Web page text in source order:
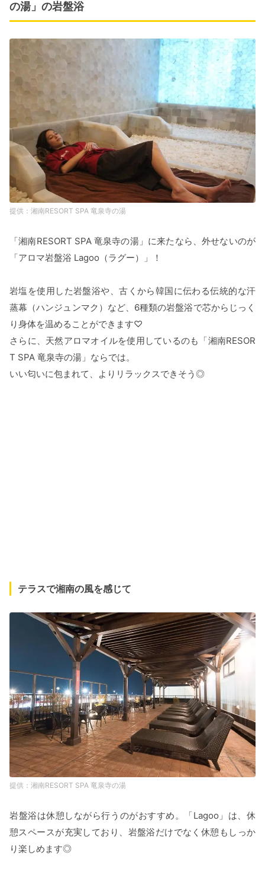
の湯」の岩盤浴
湘南RESORT SPA 竜泉寺の湯
「湘南RESORT SPA 竜泉寺の湯」に来たなら、外せないのが
「アロマ岩盤浴 Lagoo（ラグー）」！
岩塩を使⽤した岩盤浴や、古くから韓国に伝わる伝統的な汗
蒸幕（ハンジュンマク）など、6種類の岩盤浴で芯からじっく
り身体を温めることができます♡
さらに、天然アロマオイルを使用しているのも「湘南RESOR
T SPA 竜泉寺の湯」ならでは。
いい匂いに包まれて、よりリラックスできそう◎
テラスで湘南の風を感じて
湘南RESORT SPA 竜泉寺の湯
岩盤浴は休憩しながら行うのがおすすめ。「Lagoo」は、休
憩スペースが充実しており、岩盤浴だけでなく休憩もしっか
り楽しめます◎